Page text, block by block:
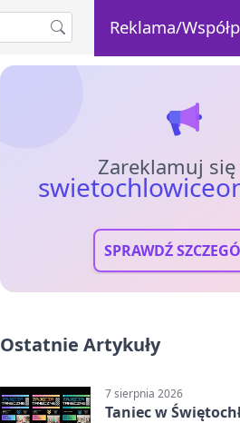
Reklama/
Zareklamuj się
SPRAWDŹ
Ostatnie Artykuły
7 sierpnia 2026
Taniec w